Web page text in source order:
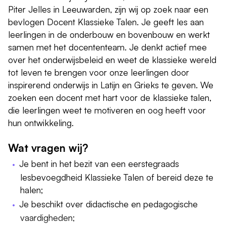
Piter Jelles in Leeuwarden, zijn wij op zoek naar een
bevlogen Docent Klassieke Talen. Je geeft les aan
leerlingen in de onderbouw en bovenbouw en werkt
samen met het docententeam. Je denkt actief mee
over het onderwijsbeleid en weet de klassieke wereld
tot leven te brengen voor onze leerlingen door
inspirerend onderwijs in Latijn en Grieks te geven. We
zoeken een docent met hart voor de klassieke talen,
die leerlingen weet te motiveren en oog heeft voor
hun ontwikkeling.
Wat vragen wij?
Je bent in het bezit van een eerstegraads
lesbevoegdheid Klassieke Talen of bereid deze te
halen;
Je beschikt over didactische en pedagogische
vaardigheden;